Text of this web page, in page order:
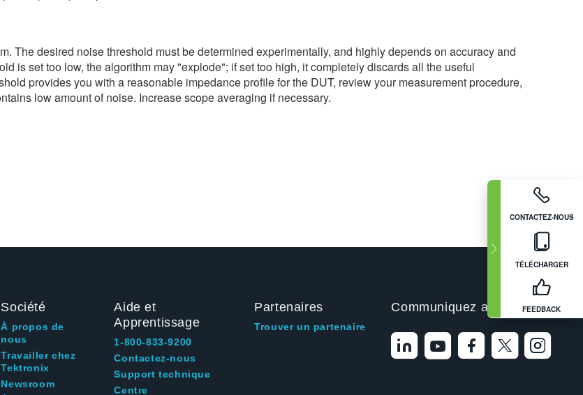
CONTACTEZ-NOUS
TÉLÉCHARGER
FEEDBACK
The desired noise threshold must be determined experimentally, and highly depends on accuracy and
is set too low, the algorithm may "explode"; if set too high, it completely discards all the useful
provides you with a reasonable impedance profile for the DUT, review your measurement procedure,
low amount of noise. Increase scope averaging if necessary.
Société
À propos de
nous
Travailler chez
Tektronix
Newsroom
Aide et
Apprentissage
1-800-833-9200
Contactez-nous
Support technique
Centre
Partenaires
Trouver un partenaire
Communiquez avec nous